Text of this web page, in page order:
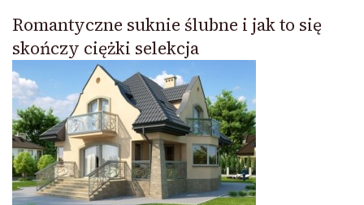
Romantyczne suknie ślubne i jak to się
skończy ciężki selekcja